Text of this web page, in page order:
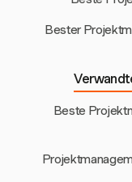
Bester
Beste